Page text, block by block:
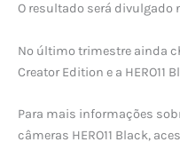
O resultado será divulgado
No último trimestre ainda
Creator Edition e a HERO11
Para mais informações
câmeras HERO11 Black,